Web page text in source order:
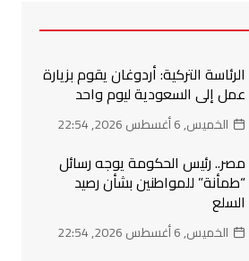
الرئاسة التركية: أردوغان يقوم بزيارة
عمل إلى السعودية ليوم واحد
الخميس, 6 أغسطس 2026, 22:54
مصر.. رئيس الحكومة يوجه رسائل
“طمأنة” للمواطنين بشأن رصيد
السلع
الخميس, 6 أغسطس 2026, 22:54